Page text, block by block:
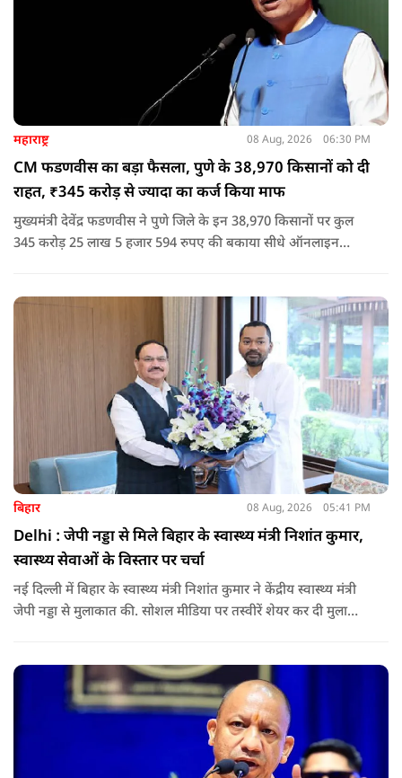
महाराष्ट्र 08 Aug, 2026 06:30 PM
CM फडणवीस का बड़ा फैसला, पुणे के 38,970 किसानों को दी
राहत, ₹345 करोड़ से ज्यादा का कर्ज किया माफ
मुख्यमंत्री देवेंद्र फडणवीस ने पुणे जिले के इन 38,970 किसानों पर कुल
345 करोड़ 25 लाख 5 हजार 594 रुपए की बकाया सीधे ऑनलाइन
बिहार 08 Aug, 2026 05:41 PM
Delhi : जेपी नड्डा से मिले बिहार के स्वास्थ्य मंत्री निशांत कुमार,
स्वास्थ्य सेवाओं के विस्तार पर चर्चा
नई दिल्ली में बिहार के स्वास्थ्य मंत्री निशांत कुमार ने केंद्रीय स्वास्थ्य मंत्री
जेपी नड्डा से मुलाकात की. सोशल मीडिया पर तस्वीरें शेयर कर दी मुलाकात